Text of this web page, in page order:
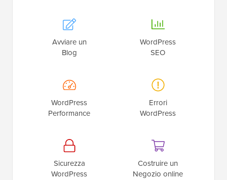
Avviare un
Blog
WordPress
SEO
WordPress
Performance
Errori
WordPress
Sicurezza
WordPress
Costruire un
Negozio online